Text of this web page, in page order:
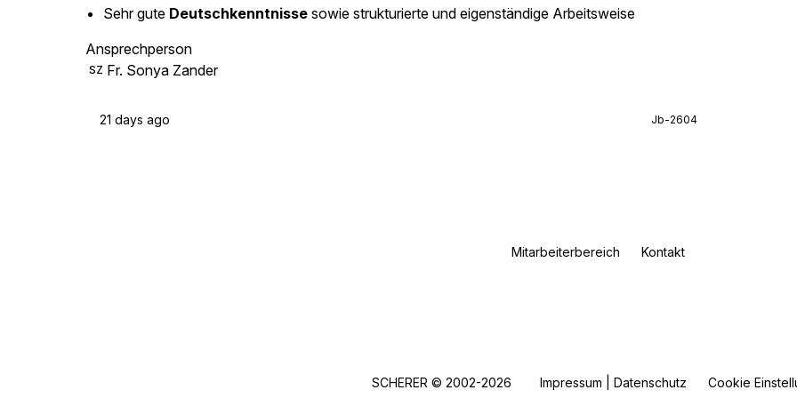
Sehr gute Deutschkenntnisse sowie strukturierte und eigenständige Arbeitsweise
Ansprechperson
SZ Fr. Sonya Zander
21 days ago Jb-2604
Mitarbeiterbereich Kontakt
SCHERER © 2002-2026 Impressum | Datenschutz Cookie